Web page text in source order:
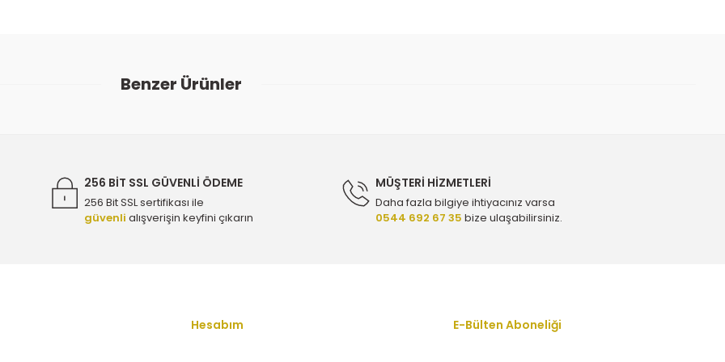
Yorum Yaz
Benzer Ürünler
Radyatörü - Mga 63160 - 1302170
Radyatörü - Orijinal 13283220 - 1302170 Opel Corsa D 1.3 Dizel Termostat - Orijinal 55206391 - 1338358
256 BİT SSL GÜVENLİ ÖDEME
256 Bit SSL sertifikası ile
güvenli alışverişin keyfini çıkarın
MÜŞTERİ HİZMETLERİ
Daha fazla bilgiye ihtiyacınız varsa
0544 692 67 35 bize ulaşabilirsiniz.
Hesabım E-Bülten Aboneliği